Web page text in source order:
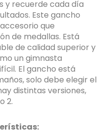
y recuerde cada día
Este gancho
que
de medallas. Está
de calidad superior y
un gimnasta
El gancho está
solo debe elegir el
distintas versiones,
2.